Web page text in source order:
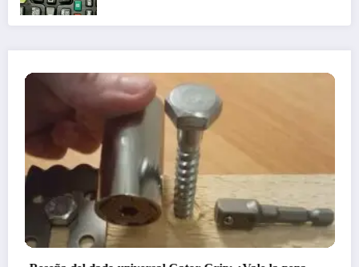
Luz Nocturna de Navidad con Botella de Plástico – Una